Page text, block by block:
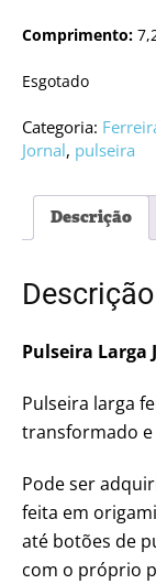
Comprimento:
Esgotado
Categoria:
Jornal, pulseira
Descrição
Descrição
Pulseira Larga
Pulseira larga
transformado e
Pode ser
feita em
até botões de
com o próprio